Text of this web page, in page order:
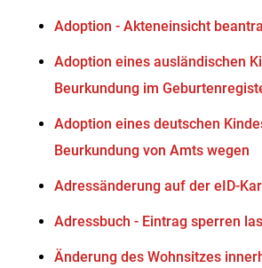
Adoption - Akteneinsicht
Adoption eines ausländischen
Beurkundung im
Adoption eines deutschen
Beurkundung von Amts wegen
Adressänderung auf der eID-
Adressbuch - Eintrag sperren
Änderung des Wohnsitzes